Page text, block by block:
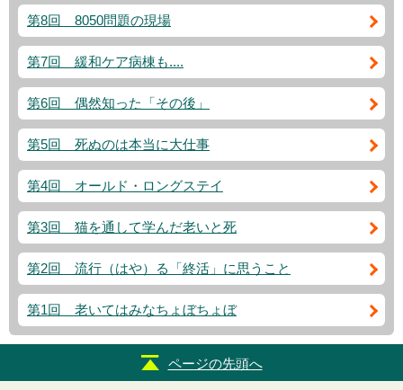
第8回 8050問題の現場
第7回 緩和ケア病棟も....
第6回 偶然知った「その後」
第5回 死ぬのは本当に大仕事
第4回 オールド・ロングステイ
第3回 猫を通して学んだ老いと死
第2回 流行（はや）る「終活」に思うこと
第1回 老いてはみなちょぼちょぼ
ページの先頭へ